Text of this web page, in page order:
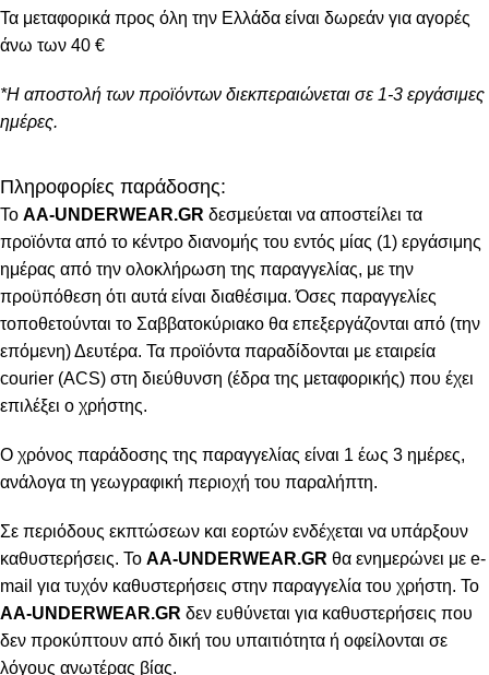
Τα μεταφορικά προς όλη την Ελλάδα είναι δωρεάν για αγορές
άνω των 40 €
*Η αποστολή των προϊόντων διεκπεραιώνεται σε 1-3 εργάσιμες
ημέρες.
Πληροφορίες παράδοσης:
To AA-UNDERWEAR.GR δεσμεύεται να αποστείλει τα
προϊόντα από το κέντρο διανομής του εντός μίας (1) εργάσιμης
ημέρας από την ολοκλήρωση της παραγγελίας, με την
προϋπόθεση ότι αυτά είναι διαθέσιμα. Όσες παραγγελίες
τοποθετούνται το Σαββατοκύριακο θα επεξεργάζονται από (την
επόμενη) Δευτέρα. Τα προϊόντα παραδίδονται με εταιρεία
courier (ACS) στη διεύθυνση (έδρα της μεταφορικής) που έχει
επιλέξει ο χρήστης.
Ο χρόνος παράδοσης της παραγγελίας είναι 1 έως 3 ημέρες,
ανάλογα τη γεωγραφική περιοχή του παραλήπτη.
Σε περιόδους εκπτώσεων και εορτών ενδέχεται να υπάρξουν
καθυστερήσεις. Το AA-UNDERWEAR.GR θα ενημερώνει με e-
mail για τυχόν καθυστερήσεις στην παραγγελία του χρήστη. Το
AA-UNDERWEAR.GR δεν ευθύνεται για καθυστερήσεις που
δεν προκύπτουν από δική του υπαιτιότητα ή οφείλονται σε
λόγους ανωτέρας βίας.